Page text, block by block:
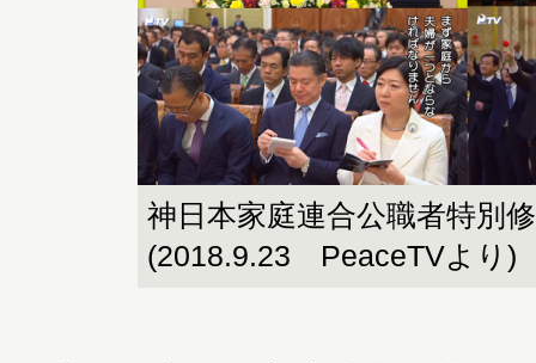
神日本家庭連合公職者特別
(2018.9.23 PeaceTVより)